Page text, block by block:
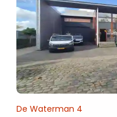
De Waterman 4